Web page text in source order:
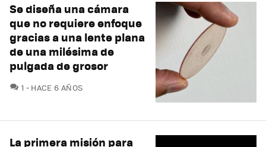
Se diseña una cámara
que no requiere enfoque
gracias a una lente plana
de una milésima de
pulgada de grosor
1 COMENTARIOS
HACE 6 AÑOS
La primera misión para